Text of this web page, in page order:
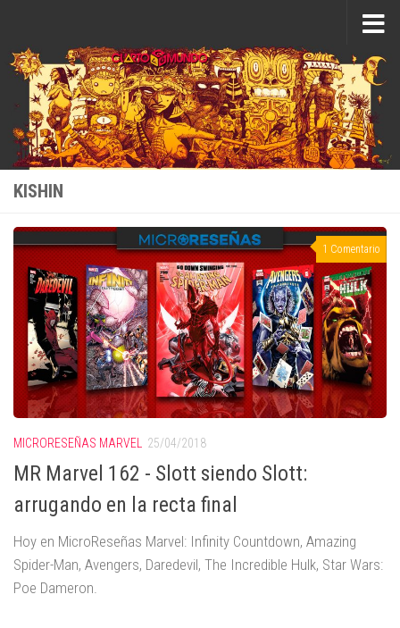
KISHIN
1 Comentario
MICRORESEÑAS MARVEL 25/04/2018
MR Marvel 162 - Slott siendo Slott:
arrugando en la recta final
Hoy en MicroReseñas Marvel: Infinity Countdown, Amazing
Spider-Man, Avengers, Daredevil, The Incredible Hulk, Star Wars:
Poe Dameron.